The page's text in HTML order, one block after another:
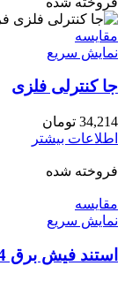
مقايسه
نمایش سریع
جا کنترلی فلزی
34,214 تومان
اطلاعات بیشتر
فروخته شده
مقايسه
نمایش سریع
استند فیش برق 4 تایی